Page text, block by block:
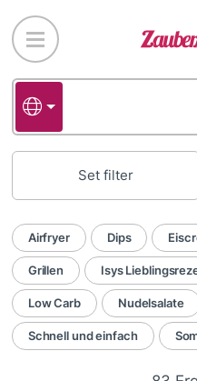
Direkt
zum
Inhalt
Set filter
Airfryer Dips
Grillen Isys
Low Carb Nudelsalate
Schnell und einfach